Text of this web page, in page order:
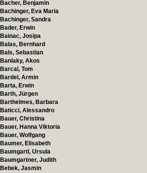
Bacher, Benjamin
Bachinger, Eva Maria
Bachinger, Sandra
Bader, Erwin
Bainac, Josipa
Balas, Bernhard
Bals, Sebastian
Banlaky, Akos
Barcal, Tom
Bardel, Armin
Barta, Erwin
Barth, Jürgen
Barthelmes, Barbara
Baticci, Alessandro
Bauer, Christina
Bauer, Hanna Viktoria
Bauer, Wolfgang
Baumer, Elisabeth
Baumgartl, Ursula
Baumgartner, Judith
Bebek, Jasmin